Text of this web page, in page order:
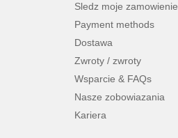
Sledz moje zamowienie
Payment methods
Dostawa
Zwroty / zwroty
Wsparcie & FAQs
Nasze zobowiazania
Kariera